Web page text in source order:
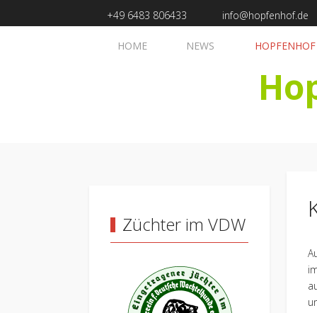
+49 6483 806433 info@hopfenhof.de
HOME NEWS HOPFENHOF
Züchter im VDW